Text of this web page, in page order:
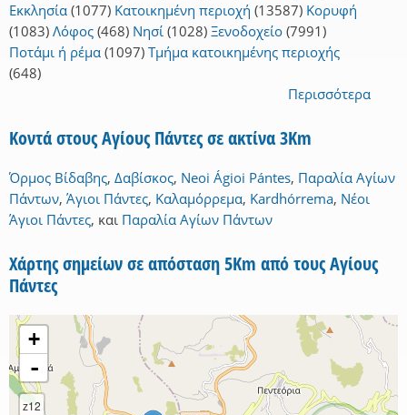
Εκκλησία (1077) Κατοικημένη περιοχή (13587) Κορυφή
(1083) Λόφος (468) Νησί (1028) Ξενοδοχείο (7991)
Ποτάμι ή ρέμα (1097) Τμήμα κατοικημένης περιοχής
(648)
Περισσότερα
Κοντά στους Αγίους Πάντες σε ακτίνα 3Km
Όρμος Βίδαβης, Δαβίσκος, Neoi Ágioi Pántes, Παραλία Αγίων
Πάντων, Άγιοι Πάντες, Καλαμόρρεμα, Kardhórrema, Νέοι
Άγιοι Πάντες, και Παραλία Αγίων Πάντων
Χάρτης σημείων σε απόσταση 5Km από τους Αγίους
Πάντες
+
-
z12